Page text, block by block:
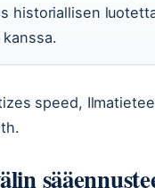
historiallisen
speed,